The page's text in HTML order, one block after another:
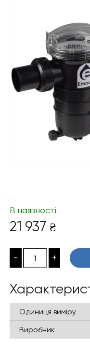
В наявності
21 937 ₴
- +
Одиниця виміру
Виробник